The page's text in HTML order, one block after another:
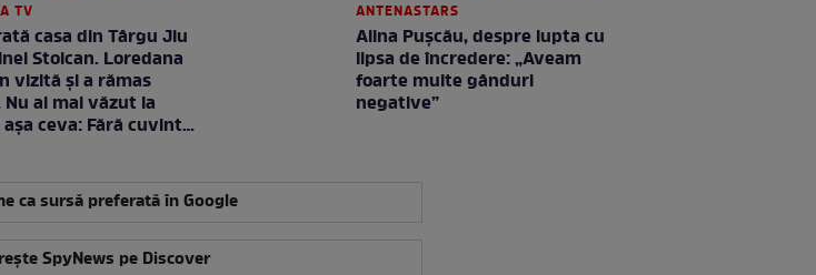
TV
casa din Târgu Jiu
Stoican. Loredana
vizită și a rămas
Nu ai mai văzut la
ceva: Fără cuvinte
ANTENASTARS
Alina Pușcău, despre lupta cu
lipsa de încredere: „Aveam
foarte multe gânduri
negative”
ca sursă preferată în Google
SpyNews pe Discover